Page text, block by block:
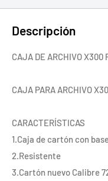
Descripción
CAJA DE ARCHIVO X300
CAJA PARA ARCHIVO
CARACTERÍSTICAS
1.Caja de cartón con
2.Resistente
3.Cartón nuevo Calibre